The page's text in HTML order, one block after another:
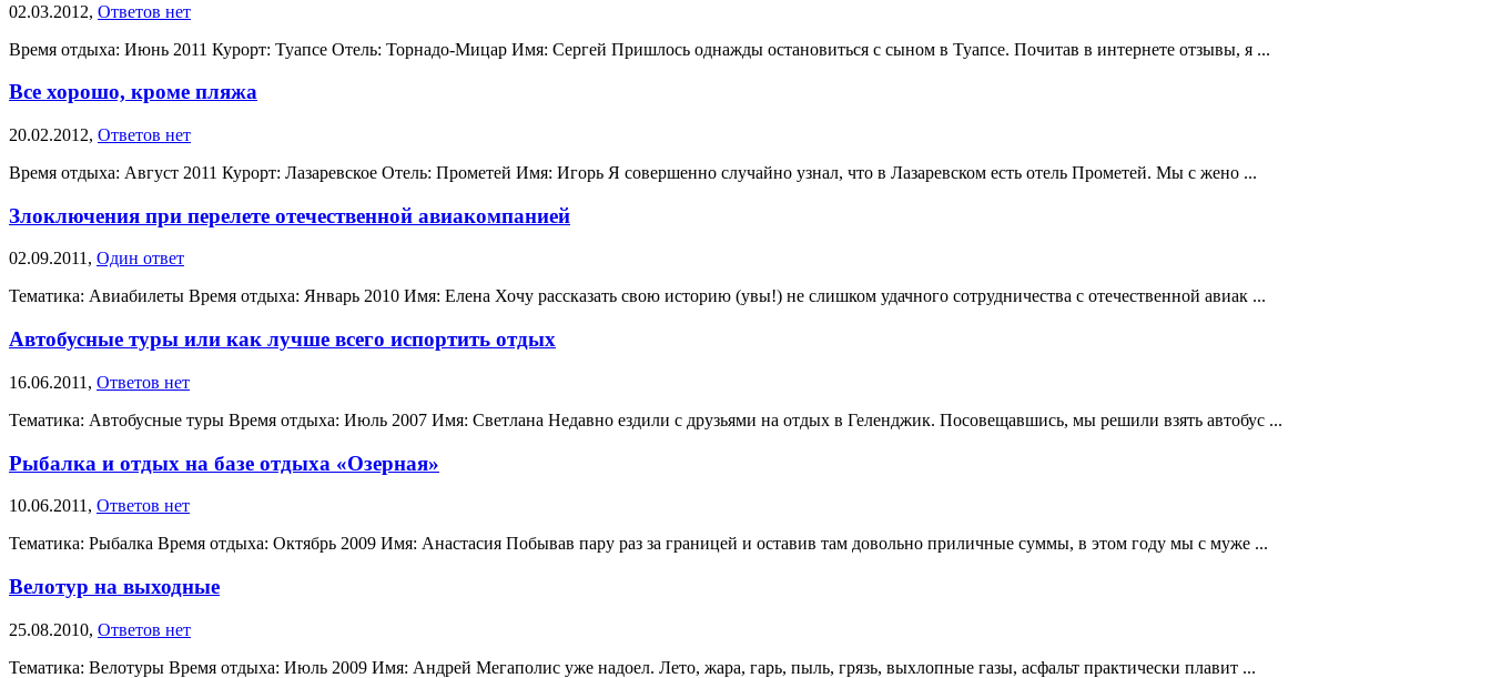
02.03.2012, Ответов нет
Время отдыха: Июнь 2011 Курорт: Туапсе Отель: Торнадо-Мицар Имя: Сергей Пришлось однажды остановиться с сыном в Туапсе. Почитав в интернете отзывы, я ...
Все хорошо, кроме пляжа
20.02.2012, Ответов нет
Время отдыха: Август 2011 Курорт: Лазаревское Отель: Прометей Имя: Игорь Я совершенно случайно узнал, что в Лазаревском есть отель Прометей. Мы с жено ...
Злоключения при перелете отечественной авиакомпанией
02.09.2011, Один ответ
Тематика: Авиабилеты Время отдыха: Январь 2010 Имя: Елена Хочу рассказать свою историю (увы!) не слишком удачного сотрудничества с отечественной авиак ...
Автобусные туры или как лучше всего испортить отдых
16.06.2011, Ответов нет
Тематика: Автобусные туры Время отдыха: Июль 2007 Имя: Светлана Недавно ездили с друзьями на отдых в Геленджик. Посовещавшись, мы решили взять автобус ...
Рыбалка и отдых на базе отдыха «Озерная»
10.06.2011, Ответов нет
Тематика: Рыбалка Время отдыха: Октябрь 2009 Имя: Анастасия Побывав пару раз за границей и оставив там довольно приличные суммы, в этом году мы с муже ...
Велотур на выходные
25.08.2010, Ответов нет
Тематика: Велотуры Время отдыха: Июль 2009 Имя: Андрей Мегаполис уже надоел. Лето, жара, гарь, пыль, грязь, выхлопные газы, асфальт практически плавит ...